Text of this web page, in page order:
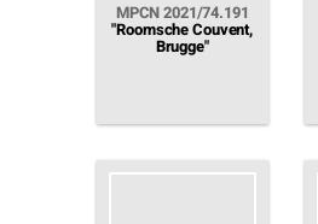
MPCN 2021/74.191
"Roomsche Couvent,
Brugge"